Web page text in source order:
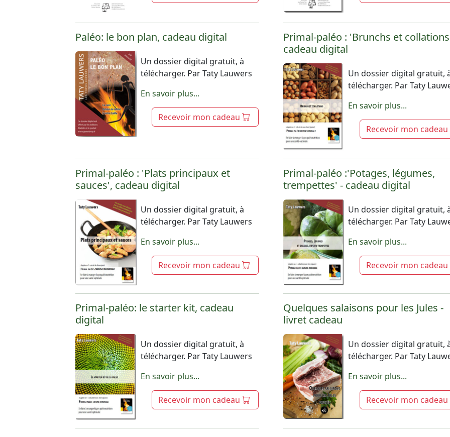
Paléo: le bon plan, cadeau digital
Un dossier digital gratuit, à
télécharger. Par Taty Lauwers
En savoir plus...
Recevoir mon cadeau
Primal-paléo : 'Brunchs et
cadeau digital
Un dossier digital gratuit,
télécharger. Par Taty
En savoir plus...
Recevoir mon cadeau
Primal-paléo : 'Plats principaux et
sauces', cadeau digital
Un dossier digital gratuit, à
télécharger. Par Taty Lauwers
En savoir plus...
Recevoir mon cadeau
Primal-paléo :'Potages, légumes,
trempettes' - cadeau digital
Un dossier digital gratuit,
télécharger. Par Taty
En savoir plus...
Recevoir mon cadeau
Primal-paléo: le starter kit, cadeau
digital
Un dossier digital gratuit, à
télécharger. Par Taty Lauwers
En savoir plus...
Recevoir mon cadeau
Quelques salaisons pour les Jules -
livret cadeau
Un dossier digital gratuit,
télécharger. Par Taty
En savoir plus...
Recevoir mon cadeau